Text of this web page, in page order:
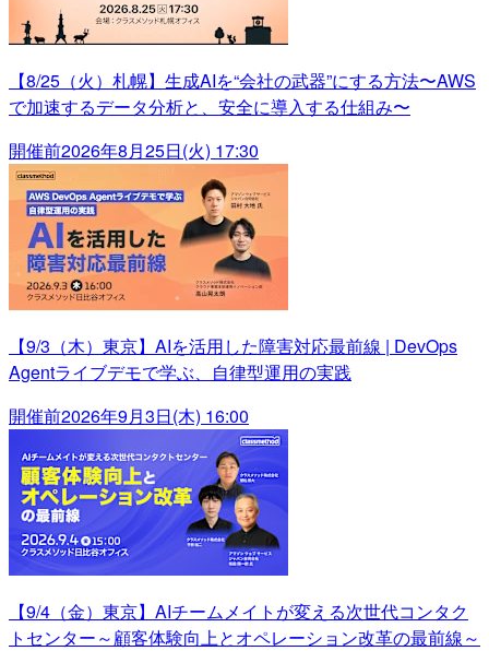
【8/25（火）札幌】生成AIを“会社の武器”にする方法〜AWS
で加速するデータ分析と、安全に導入する仕組み〜
開催前2026年8月25日(火) 17:30
【9/3（木）東京】AIを活用した障害対応最前線 | DevOps
Agentライブデモで学ぶ、自律型運用の実践
開催前2026年9月3日(木) 16:00
【9/4（金）東京】AIチームメイトが変える次世代コンタク
トセンター～顧客体験向上とオペレーション改革の最前線～